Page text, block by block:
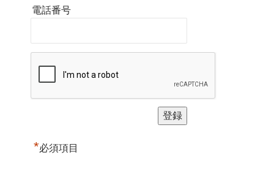
電話番号
*必須項目